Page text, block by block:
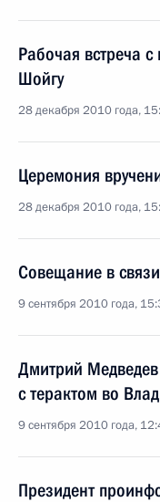
Рабочая встреча
Шойгу
28 декабря 2010 года,
Церемония
28 декабря 2010 года,
Совещание в
9 сентября 2010 года,
Дмитрий Медведев
с терактом во
9 сентября 2010 года,
Президент